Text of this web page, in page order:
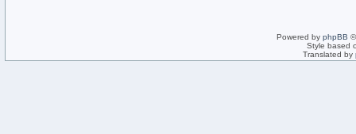
Powered by phpBB
Style based
Translated by